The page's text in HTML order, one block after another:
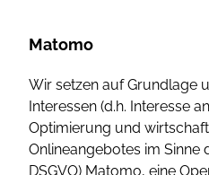
Matomo
Wir setzen auf Grundlage
Interessen (d.h. Interesse
Optimierung und
Onlineangebotes im Sinne
DSGVO) Matomo, eine